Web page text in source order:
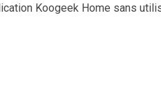
Koogeek Home sans